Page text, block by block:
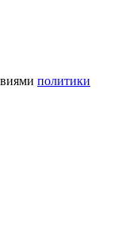
политики